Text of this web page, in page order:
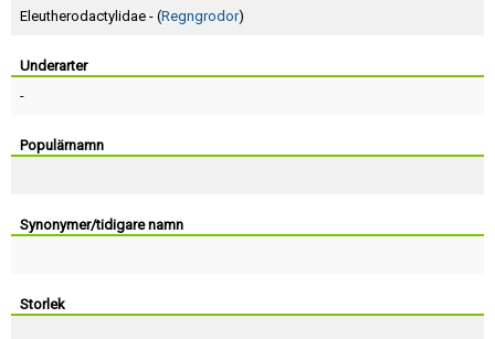
Eleutherodactylidae - (Regngrodor)
Underarter
-
Populärnamn
Synonymer/tidigare namn
Storlek
Skapa konto